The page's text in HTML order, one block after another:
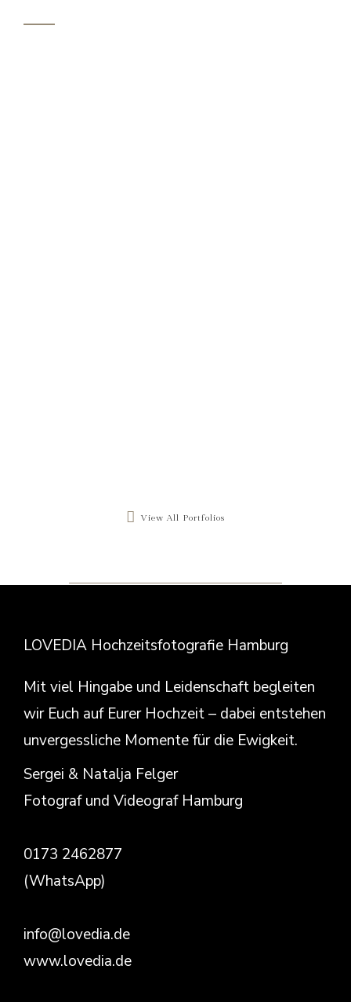
View All Portfolios
LOVEDIA Hochzeitsfotografie Hamburg
Mit viel Hingabe und Leidenschaft begleiten
wir Euch auf Eurer Hochzeit – dabei entstehen
unvergessliche Momente für die Ewigkeit.
Sergei & Natalja Felger
Fotograf und Videograf Hamburg
0173 2462877
(WhatsApp)
info@lovedia.de
www.lovedia.de